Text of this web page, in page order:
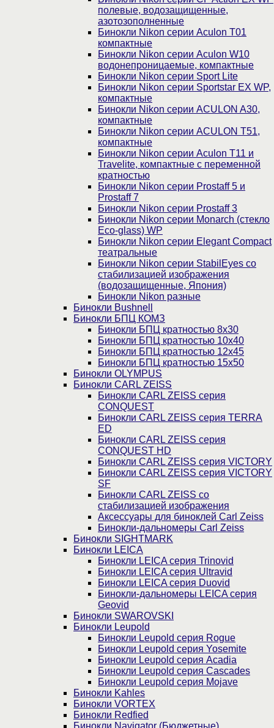
полевые, водозащищенные,
азотозополненные
Бинокли Nikon серии Aculon T01
компактные
Бинокли Nikon серии Aculon W10
водонепроницаемые, компактные
Бинокли Nikon серии Sport Lite
Бинокли Nikon серии Sportstar EX WP,
компактные
Бинокли Nikon серии ACULON A30,
компактные
Бинокли Nikon серии ACULON Т51,
компактные
Бинокли Nikon серии Aculon T11 и
Travelite, компактные с переменной
кратностью
Бинокли Nikon серии Prostaff 5 и
Prostaff 7
Бинокли Nikon серии Prostaff 3
Бинокли Nikon серии Monarch (стекло
Eco-glass) WP
Бинокли Nikon серии Elegant Compact
театральные
Бинокли Nikon серии StabilEyes со
стабилизацией изображения
(водозащищенные, Япония)
Бинокли Nikon разные
Бинокли Bushnell
Бинокли БПЦ КОМЗ
Бинокли БПЦ кратностью 8х30
Бинокли БПЦ кратностью 10х40
Бинокли БПЦ кратностью 12х45
Бинокли БПЦ кратностью 15х50
Бинокли OLYMPUS
Бинокли CARL ZEISS
Бинокли CARL ZEISS серия
CONQUEST
Бинокли CARL ZEISS серия TERRA
ED
Бинокли CARL ZEISS серия
CONQUEST HD
Бинокли CARL ZEISS серия VICTORY
Бинокли CARL ZEISS серия VICTORY
SF
Бинокли CARL ZEISS со
стабилизацией изображения
Аксессуары для биноклей Carl Zeiss
Бинокли-дальномеры Carl Zeiss
Бинокли SIGHTMARK
Бинокли LEICA
Бинокли LEICA серия Trinovid
Бинокли LEICA серия Ultravid
Бинокли LEICA серия Duovid
Бинокли-дальномеры LEICA серия
Geovid
Бинокли SWAROVSKI
Бинокли Leupold
Бинокли Leupold серия Rogue
Бинокли Leupold серия Yosemite
Бинокли Leupold серия Acadia
Бинокли Leupold серия Cascades
Бинокли Leupold серия Mojave
Бинокли Kahles
Бинокли VORTEX
Бинокли Redfied
Бинокли Navigator (Бюджетные)